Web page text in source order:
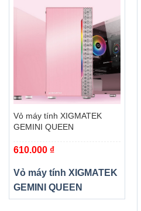
Vỏ máy tính XIGMATEK
GEMINI QUEEN
610.000 ₫
Vỏ máy tính XIGMATEK
GEMINI QUEEN